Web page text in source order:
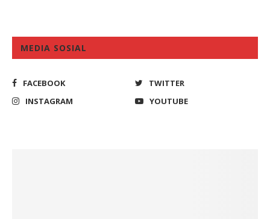
MEDIA SOSIAL
FACEBOOK
TWITTER
INSTAGRAM
YOUTUBE